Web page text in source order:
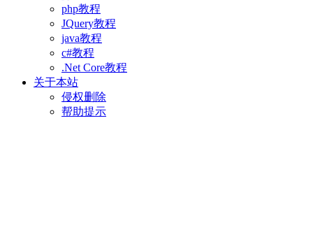
php教程
JQuery教程
java教程
c#教程
.Net Core教程
关于本站
侵权删除
帮助提示